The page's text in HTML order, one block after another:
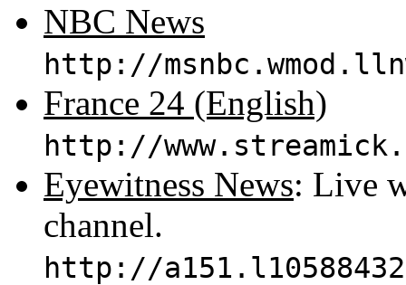
NBC News
http://
France 24 (English)
http://
Eyewitness News: Live
channel.
http://